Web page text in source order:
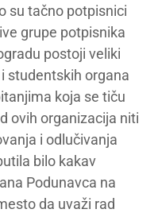
su tačno potpisnici
grupe potpisnika
postoji veliki
studentskih organa
koja se tiču
ovih organizacija niti
i odlučivanja
bilo kakav
Podunavca na
da uvaži rad